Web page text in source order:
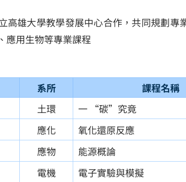
高雄大學教學發展中心合作，共同規劃
應用生物等專業課程
系所
課程名稱
土環
一 “碳”究竟
應化
氧化還原反應
應物
能源概論
電機
電子實驗與模擬